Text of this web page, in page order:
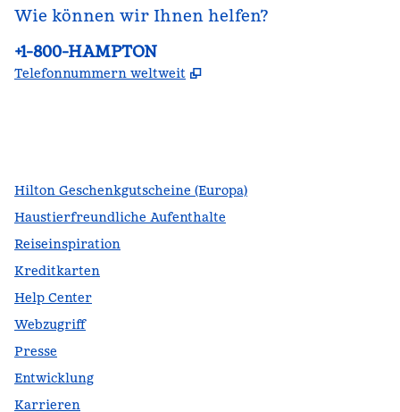
Wie können wir Ihnen helfen?
Telefon:
+1-800-HAMPTON
Telefonnummern weltweit ,
Hilton Geschenkgutscheine (Europa)
Haustierfreundliche Aufenthalte
Reiseinspiration
Kreditkarten
Help Center
Webzugriff
Presse
Entwicklung
Karrieren